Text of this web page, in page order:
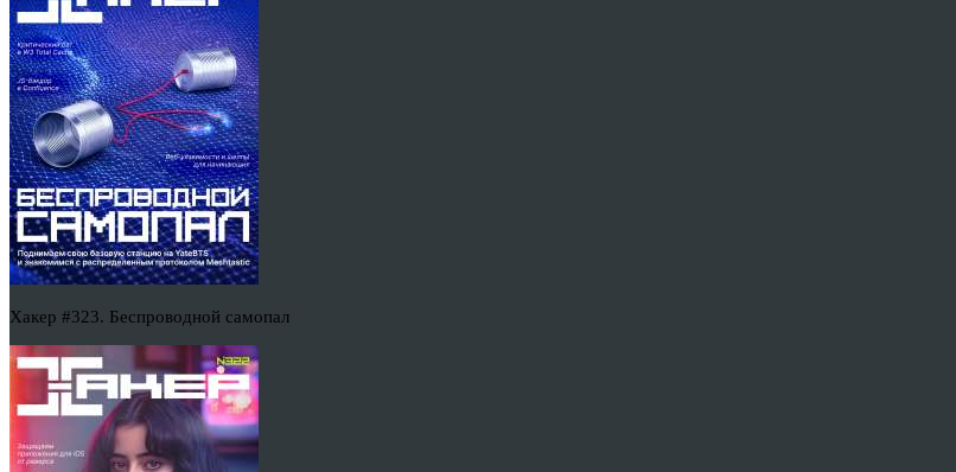
Хакер #323. Беспроводной самопал